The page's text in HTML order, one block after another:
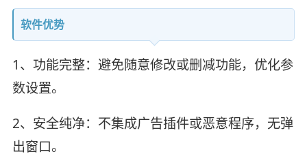
软件优势
1、功能完整：避免随意修改或删减功能，优化参
数设置。
2、安全纯净：不集成广告插件或恶意程序，无弹
出窗口。